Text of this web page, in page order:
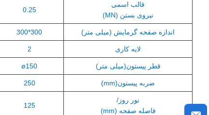
قالب اسمی
نیروی بستن (MN)
0.25
اندازه صفحه گرمایش (میلی متر) 300*300
لایه کاری 2
قطر پیستون(میلی متر) ø150
ضربه پیستون(mm) 250
نور روز/
فاصله صفحه (mm)
125